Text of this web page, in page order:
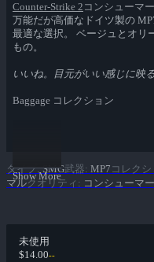
Counter-Strike 2 コンシューマ
万能だが高価なドイツ製の
最適な選択。 ベージュとオリ
もの。
いいね。目元がいい感じに映
Baggage コレクション
Show More
タイプ: SMG武器: MP7 コレクシ
マルクオリティ : コンシューマ
未使用
$14.00--